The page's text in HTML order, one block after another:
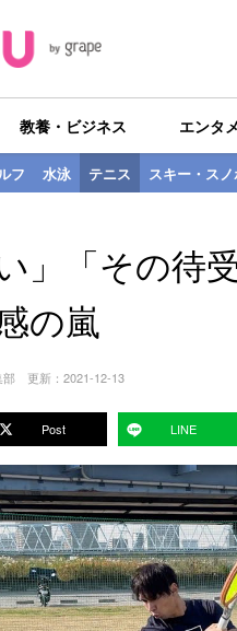
教養・ビジネス エンタ
フ 水泳 テニス スキー・ス
い」「その
の嵐
部 更新： 2021-12-13
Post LINE